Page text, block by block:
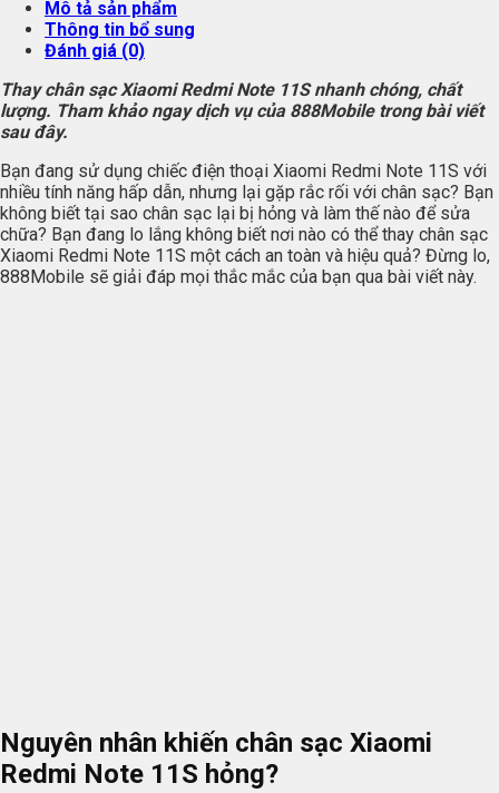
Mô tả sản phẩm
Thông tin bổ sung
Đánh giá (0)
Thay chân sạc Xiaomi Redmi Note 11S nhanh chóng, chất
lượng. Tham khảo ngay dịch vụ của 888Mobile trong bài viết
sau đây.
Bạn đang sử dụng chiếc điện thoại Xiaomi Redmi Note 11S với
nhiều tính năng hấp dẫn, nhưng lại gặp rắc rối với chân sạc? Bạn
không biết tại sao chân sạc lại bị hỏng và làm thế nào để sửa
chữa? Bạn đang lo lắng không biết nơi nào có thể thay chân sạc
Xiaomi Redmi Note 11S một cách an toàn và hiệu quả? Đừng lo,
888Mobile sẽ giải đáp mọi thắc mắc của bạn qua bài viết này.
Nguyên nhân khiến chân sạc Xiaomi
Redmi Note 11S hỏng?